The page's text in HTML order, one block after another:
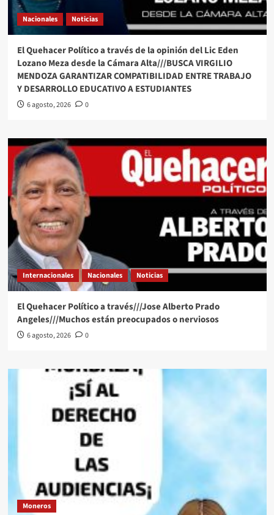
Nacionales Noticias
El Quehacer Político a través de la opinión del Lic Eden
Lozano Meza desde la Cámara Alta///BUSCA VIRGILIO
MENDOZA GARANTIZAR COMPATIBILIDAD ENTRE TRABAJO
Y DESARROLLO EDUCATIVO A ESTUDIANTES
6 agosto, 2026 0
Internacionales Nacionales Noticias
El Quehacer Político a través///Jose Alberto Prado
Angeles///Muchos están preocupados o nerviosos
6 agosto, 2026 0
Moneros